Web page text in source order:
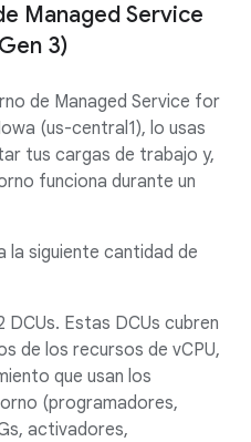
Managed Service
3)
de Managed Service for
(us-central1), lo usas
tus cargas de trabajo y,
funciona durante un
la siguiente cantidad de
DCUs. Estas DCUs cubren
de los recursos de vCPU,
que usan los
(programadores,
activadores,